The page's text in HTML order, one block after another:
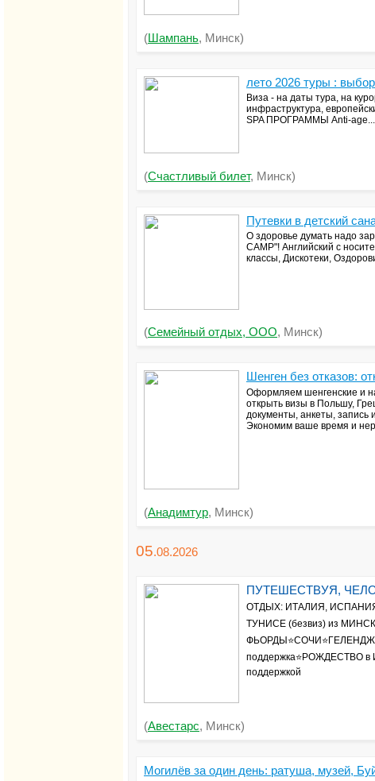
(Шампань, Минск)
лето 2026 туры :
Виза - на даты тура, на
инфраструктура,
SPA ПРОГРАММЫ Anti-age...
(Счастливый билет, Минск)
Путевки в детский
О здоровье думать надо
CAMP"! Английский с
классы, Дискотеки,
(Семейный отдых, ООО, Минск)
Шенген без отказов:
Оформляем шенгенские и
открыть визы в Польшу,
документы, анкеты, запись
Экономим ваше время и
(Анадимтур, Минск)
05.08.2026
ПУТЕШЕСТВУЯ,
ОТДЫХ: ИТАЛИЯ,
ТУНИСЕ (безвиз) из
поддержка⭐РОЖДЕСТВО
поддержкой
(Авестарс, Минск)
Могилёв за один день: ратуша, музей,